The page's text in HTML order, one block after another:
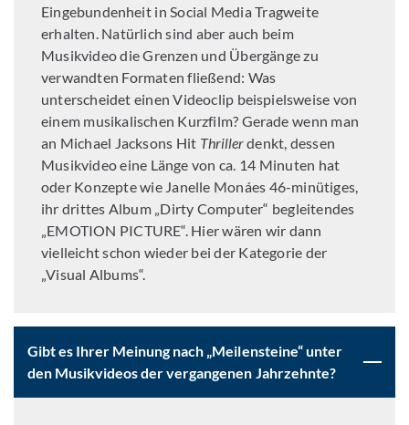
Eingebundenheit in Social Media Tragweite
erhalten. Natürlich sind aber auch beim
Musikvideo die Grenzen und Übergänge zu
verwandten Formaten fließend: Was
unterscheidet einen Videoclip beispielsweise von
einem musikalischen Kurzfilm? Gerade wenn man
an Michael Jacksons Hit Thrillerdenkt, dessen
Musikvideo eine Länge von ca. 14 Minuten hat
oder Konzepte wie Janelle Monáes 46-minütiges,
ihr drittes Album „Dirty Computer“ begleitendes
„EMOTION PICTURE“. Hier wären wir dann
vielleicht schon wieder bei der Kategorie der
„Visual Albums“.
Gibt es Ihrer Meinung nach „Meilensteine“ unter
den Musikvideos der vergangenen Jahrzehnte?